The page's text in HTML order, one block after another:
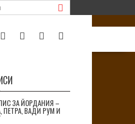
ЗА ЙОРДАНИЯ –
ПЕТРА, ВАДИ РУМ И